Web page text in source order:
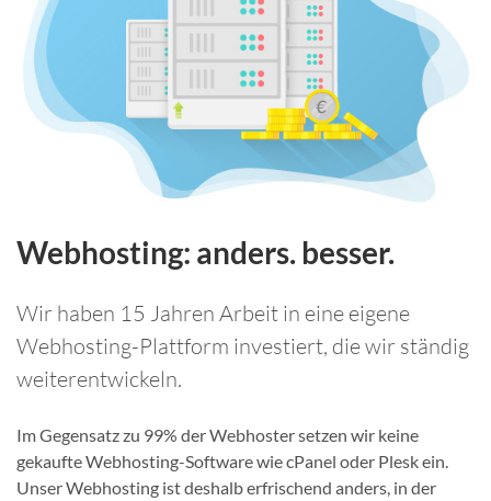
Webhosting: anders. besser.
Wir haben 15 Jahren Arbeit in eine eigene
Webhosting-Plattform investiert, die wir ständig
weiterentwickeln.
Im Gegensatz zu 99% der Webhoster setzen wir keine
gekaufte Webhosting-Software wie cPanel oder Plesk ein.
Unser Webhosting ist deshalb erfrischend anders, in der